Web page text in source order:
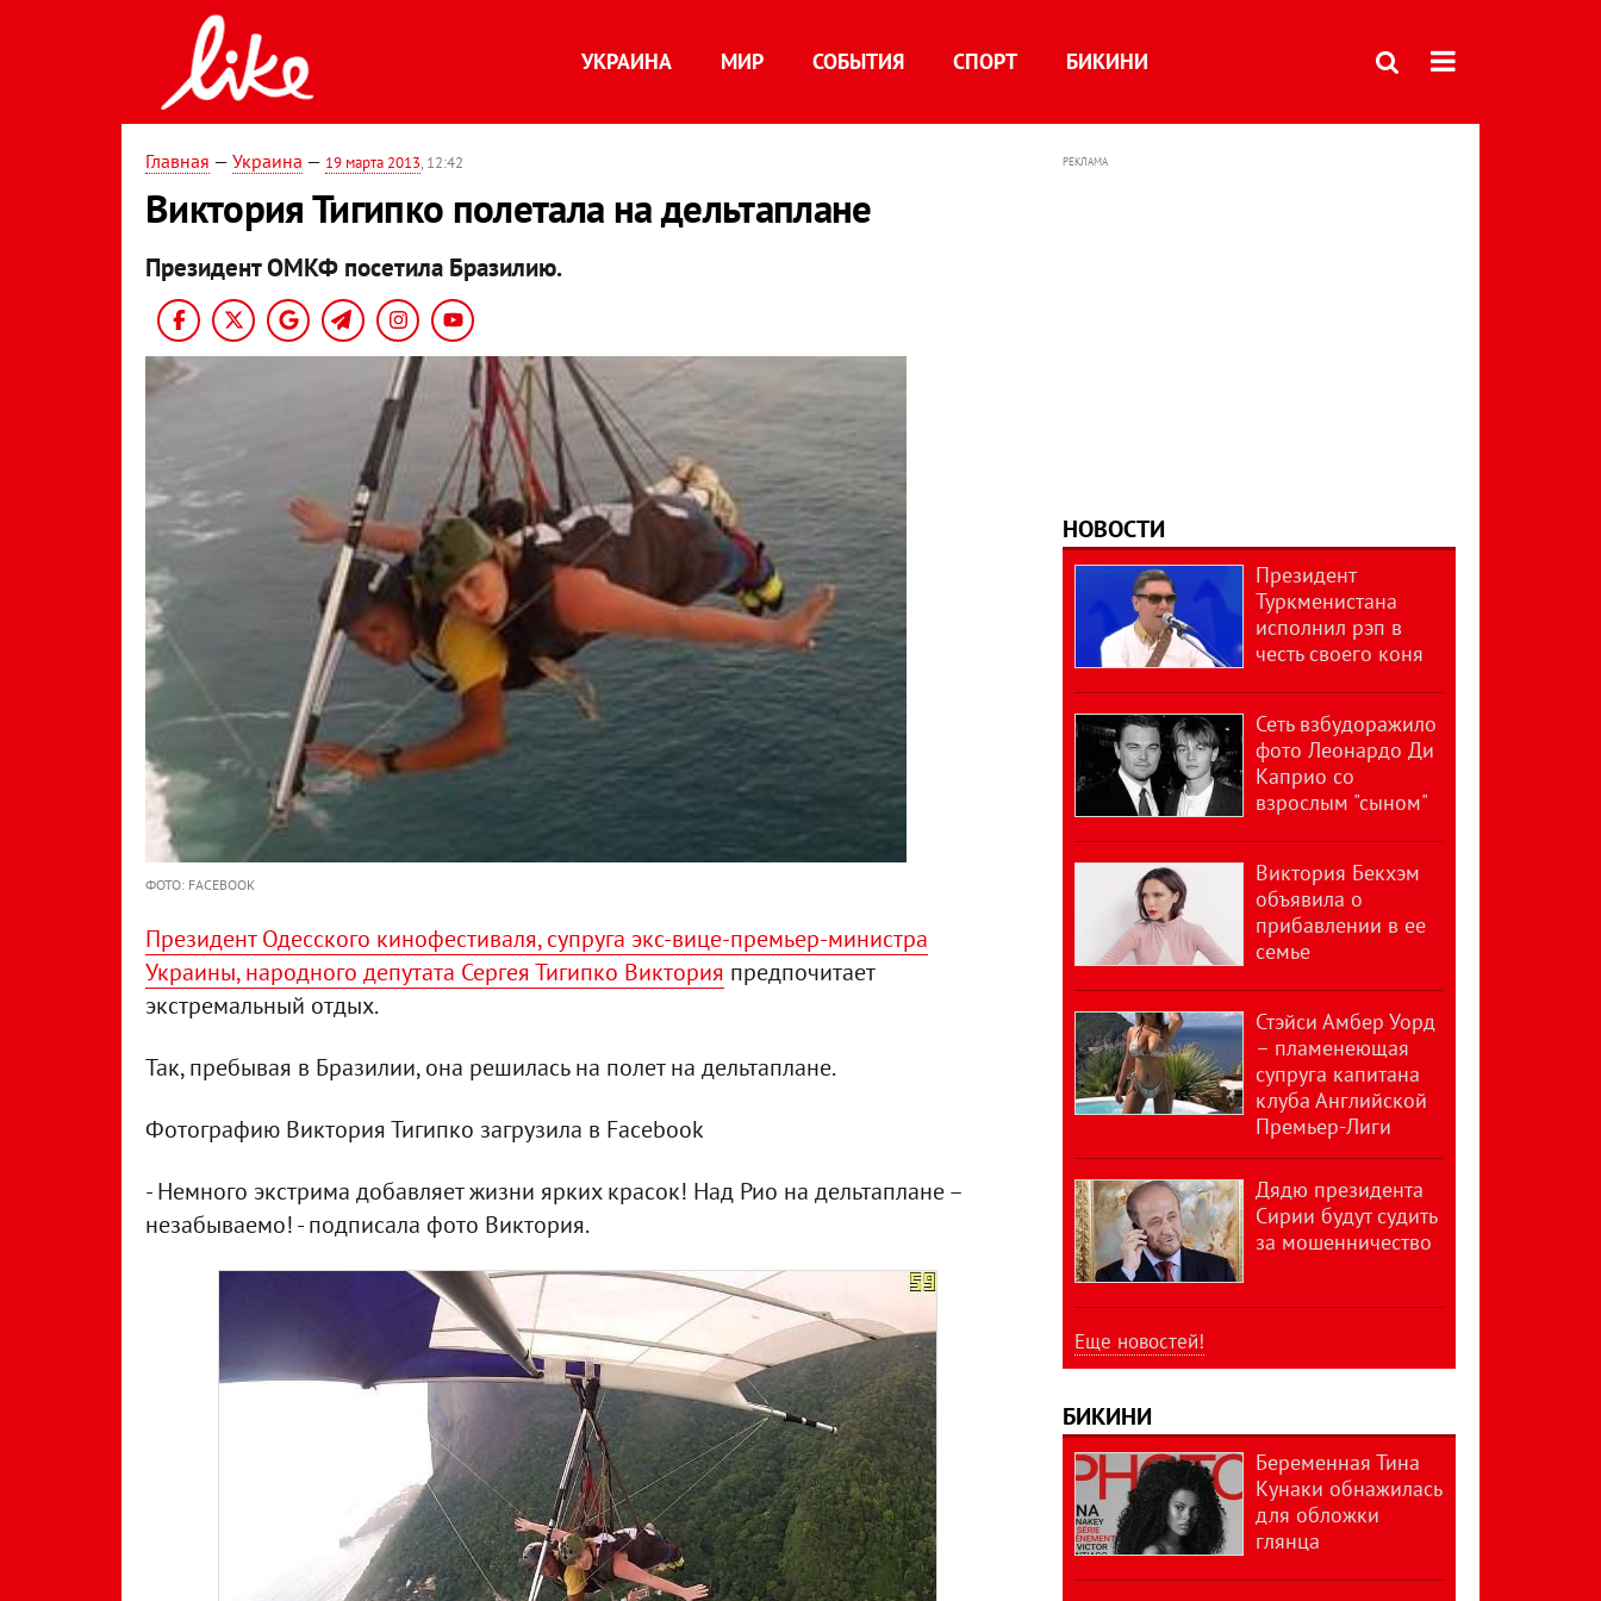
УКРАИНА МИР СОБЫТИЯ СПОРТ БИКИНИ
Главная — Украина — 19 марта 2013, 12:42
Виктория Тигипко полетала на дельтаплане
Президент ОМКФ посетила Бразилию.
ФОТО: FACEBOOK
Президент Одесского кинофестиваля, супруга экс-вице-премьер-министра
Украины, народного депутата Сергея Тигипко Виктория предпочитает
экстремальный отдых.
Так, пребывая в Бразилии, она решилась на полет на дельтаплане.
Фотографию Виктория Тигипко загрузила в Facebook
- Немного экстрима добавляет жизни ярких красок! Над Рио на дельтаплане –
незабываемо! - подписала фото Виктория.
РЕКЛАМА
НОВОСТИ
Президент
Туркменистана
исполнил рэп в
честь своего коня
Сеть взбудоражило
фото Леонардо Ди
Каприо со
взрослым "сыном"
Виктория Бекхэм
объявила о
прибавлении в ее
семье
Стэйси Амбер Уорд
– пламенеющая
супруга капитана
клуба Английской
Премьер-Лиги
Дядю президента
Сирии будут судить
за мошенничество
Еще новостей!
БИКИНИ
Беременная Тина
Кунаки обнажилась
для обложки
глянца